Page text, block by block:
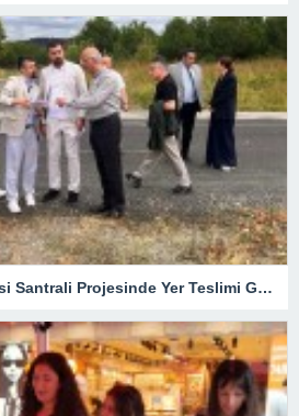
BEUN’un Güneş Enerjisi Santrali Projesinde Yer Teslimi Gerçekleştirildi